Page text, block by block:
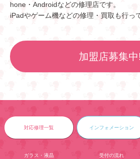
hone・Androidなどの修理店です。
iPadやゲーム機などの修理・買取も行っ
加盟店募集中
対応修理一覧
ガラス・液晶
インフォメーション
受付の流れ